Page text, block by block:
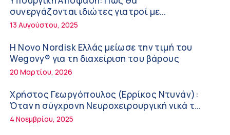
ΚΥ Σοφάδων
Πόσο μας επηρεάζει ο ύπνος με ανεμιστήρα
ή air-condition το καλοκαίρι
11:34 πμ
Randy Schekman, Νομπελίστας Ιατρικής:
«Σε πέντε χρόνια μπορεί να έχουμε
θεραπεία που αναστέλλει την εξέλιξη του
Πάρκινσον»
9:24 πμ
Αντώνης Βουκλαρής – «ΕΡΡΙΚΟΣ ΝΤΥΝΑΝ»
συνεργάζονται ιδιώτες γιατροί με
νοσοκομεία του δημοσίου συστήματος
13 Αυγούστου, 2025
Η Novo Nordisk Ελλάς μείωσε την τιμή του
Wegovy® για τη διαχείριση του βάρους
20 Μαρτίου, 2026
Χρήστος Γεωργόπουλος (Ερρίκος Ντυνάν):
Όταν η σύγχρονη Νευροχειρουργική νικά το
φόβο!
4 Νοεμβρίου, 2025